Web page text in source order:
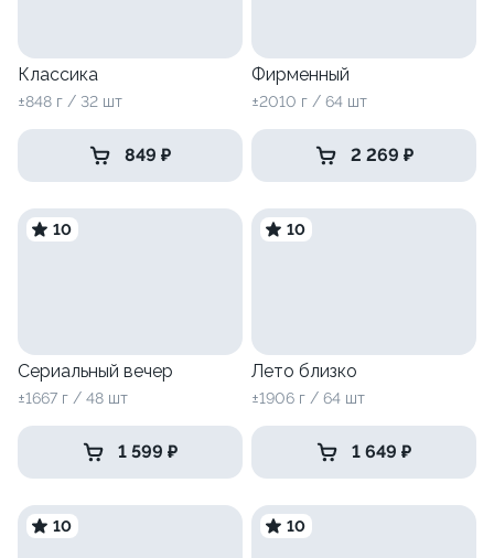
Классика
±848 г / 32 шт
849 ₽
Фирменный
±2010 г / 64 шт
2 269 ₽
10
Сериальный вечер
±1667 г / 48 шт
1 599 ₽
10
Лето близко
±1906 г / 64 шт
1 649 ₽
10 10